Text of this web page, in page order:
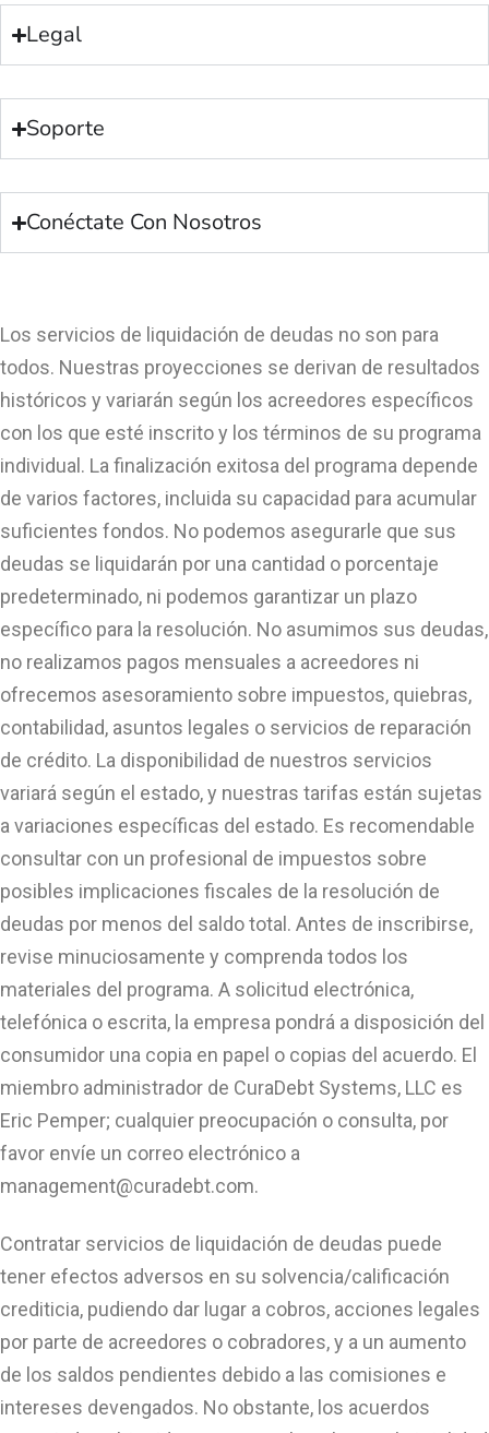
Legal
Soporte
Conéctate Con Nosotros
Los servicios de liquidación de deudas no son para
todos. Nuestras proyecciones se derivan de resultados
históricos y variarán según los acreedores específicos
con los que esté inscrito y los términos de su programa
individual. La finalización exitosa del programa depende
de varios factores, incluida su capacidad para acumular
suficientes fondos. No podemos asegurarle que sus
deudas se liquidarán por una cantidad o porcentaje
predeterminado, ni podemos garantizar un plazo
específico para la resolución. No asumimos sus deudas,
no realizamos pagos mensuales a acreedores ni
ofrecemos asesoramiento sobre impuestos, quiebras,
contabilidad, asuntos legales o servicios de reparación
de crédito. La disponibilidad de nuestros servicios
variará según el estado, y nuestras tarifas están sujetas
a variaciones específicas del estado. Es recomendable
consultar con un profesional de impuestos sobre
posibles implicaciones fiscales de la resolución de
deudas por menos del saldo total. Antes de inscribirse,
revise minuciosamente y comprenda todos los
materiales del programa. A solicitud electrónica,
telefónica o escrita, la empresa pondrá a disposición del
consumidor una copia en papel o copias del acuerdo. El
miembro administrador de CuraDebt Systems, LLC es
Eric Pemper; cualquier preocupación o consulta, por
favor envíe un correo electrónico a
management@curadebt.com.
Contratar servicios de liquidación de deudas puede
tener efectos adversos en su solvencia/calificación
crediticia, pudiendo dar lugar a cobros, acciones legales
por parte de acreedores o cobradores, y a un aumento
de los saldos pendientes debido a las comisiones e
intereses devengados. No obstante, los acuerdos